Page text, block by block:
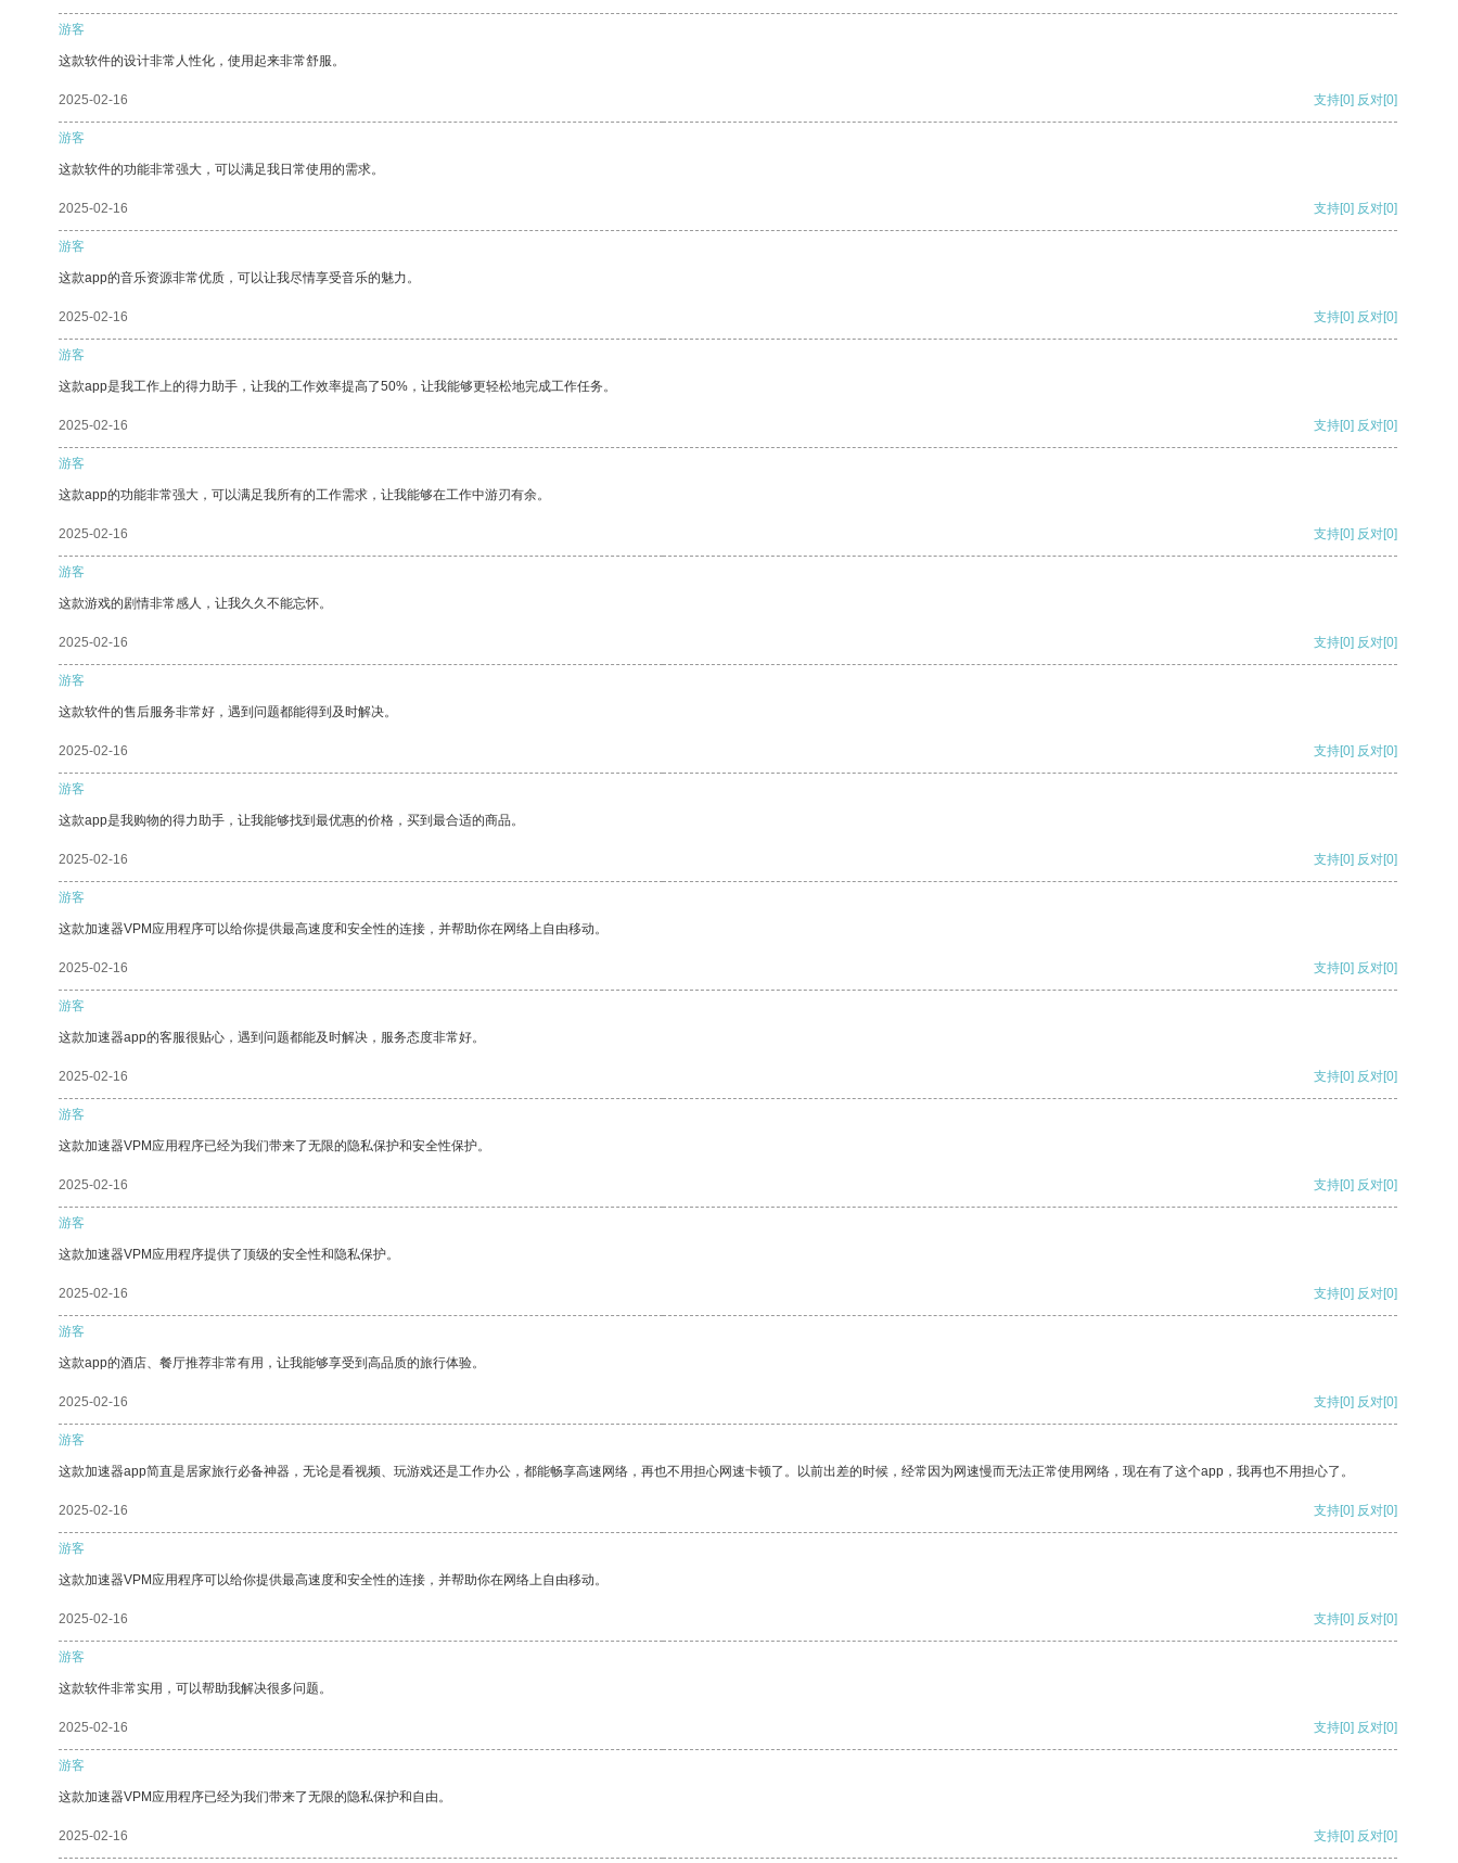
游客
这款软件的设计非常人性化，使用起来非常舒服。
2025-02-16 支持[0] 反对[0]
游客
这款软件的功能非常强大，可以满足我日常使用的需求。
2025-02-16 支持[0] 反对[0]
游客
这款app的音乐资源非常优质，可以让我尽情享受音乐的魅力。
2025-02-16 支持[0] 反对[0]
游客
这款app是我工作上的得力助手，让我的工作效率提高了50%，让我能够更轻松地完成工作任务。
2025-02-16 支持[0] 反对[0]
游客
这款app的功能非常强大，可以满足我所有的工作需求，让我能够在工作中游刃有余。
2025-02-16 支持[0] 反对[0]
游客
这款游戏的剧情非常感人，让我久久不能忘怀。
2025-02-16 支持[0] 反对[0]
游客
这款软件的售后服务非常好，遇到问题都能得到及时解决。
2025-02-16 支持[0] 反对[0]
游客
这款app是我购物的得力助手，让我能够找到最优惠的价格，买到最合适的商品。
2025-02-16 支持[0] 反对[0]
游客
这款加速器VPM应用程序可以给你提供最高速度和安全性的连接，并帮助你在网络上自由移动。
2025-02-16 支持[0] 反对[0]
游客
这款加速器app的客服很贴心，遇到问题都能及时解决，服务态度非常好。
2025-02-16 支持[0] 反对[0]
游客
这款加速器VPM应用程序已经为我们带来了无限的隐私保护和安全性保护。
2025-02-16 支持[0] 反对[0]
游客
这款加速器VPM应用程序提供了顶级的安全性和隐私保护。
2025-02-16 支持[0] 反对[0]
游客
这款app的酒店、餐厅推荐非常有用，让我能够享受到高品质的旅行体验。
2025-02-16 支持[0] 反对[0]
游客
这款加速器app简直是居家旅行必备神器，无论是看视频、玩游戏还是工作办公，都能畅享高速网络，再也不用担心网速卡顿了。以前出差的时候，经常因为网速慢而无法正常使用网络，现在有了这个app，我再也不用担心了。
2025-02-16 支持[0] 反对[0]
游客
这款加速器VPM应用程序可以给你提供最高速度和安全性的连接，并帮助你在网络上自由移动。
2025-02-16 支持[0] 反对[0]
游客
这款软件非常实用，可以帮助我解决很多问题。
2025-02-16 支持[0] 反对[0]
游客
这款加速器VPM应用程序已经为我们带来了无限的隐私保护和自由。
2025-02-16 支持[0] 反对[0]